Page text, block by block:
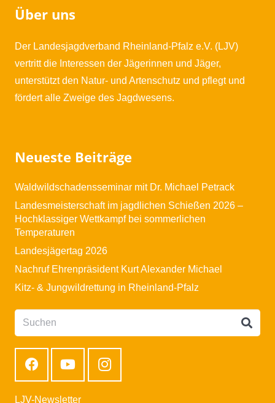
Über uns
Der Landesjagdverband Rheinland-Pfalz e.V. (LJV)
vertritt die Interessen der Jägerinnen und Jäger,
unterstützt den Natur- und Artenschutz und pflegt und
fördert alle Zweige des Jagdwesens.
Neueste Beiträge
Waldwildschadensseminar mit Dr. Michael Petrack
Landesmeisterschaft im jagdlichen Schießen 2026 –
Hochklassiger Wettkampf bei sommerlichen
Temperaturen
Landesjägertag 2026
Nachruf Ehrenpräsident Kurt Alexander Michael
Kitz- & Jungwildrettung in Rheinland-Pfalz
LJV-Newsletter